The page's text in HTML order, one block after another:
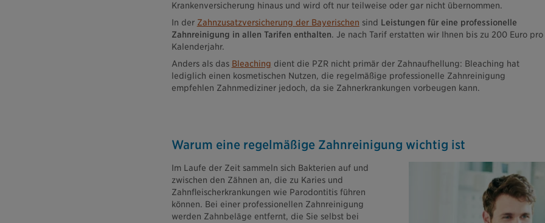
Krankenversicherung hinaus und wird oft nur teilweise oder gar nicht übernommen.
In der Zahnzusatzversicherung der Bayerischen sind Leistungen für eine professionelle
Zahnreinigung in allen Tarifen enthalten. Je nach Tarif erstatten wir Ihnen bis zu 200 Euro pro
Kalenderjahr.
Anders als das Bleaching dient die PZR nicht primär der Zahnaufhellung: Bleaching hat
lediglich einen kosmetischen Nutzen, die regelmäßige professionelle Zahnreinigung
empfehlen Zahnmediziner jedoch, da sie Zahnerkrankungen vorbeugen kann.
Warum eine regelmäßige Zahnreinigung wichtig ist
Im Laufe der Zeit sammeln sich Bakterien auf und
zwischen den Zähnen an, die zu Karies und
Zahnfleischerkrankungen wie Parodontitis führen
können. Bei einer professionellen Zahnreinigung
werden Zahnbeläge entfernt, die Sie selbst bei